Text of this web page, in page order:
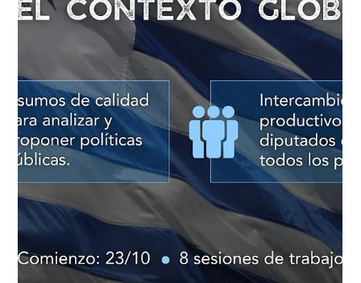
ILC agosto 2025 6.10.2025 El Índice Líder de CERES (ILC) no
creció en setiembre (-0,02%) , lo que marca la primera tasa
no positiva del año y corta trece meses consecutivos de
incremento. La desaceleración primero y esta tasa neutra
en setiembre, son señales de cierto enfriamiento de la
economía, aunque habrá que esperar los datos de meses
siguientes para verificar una tendencia. En los primeros
meses del 2025, la actividad fue impulsada principalmente
por el desempeño de l